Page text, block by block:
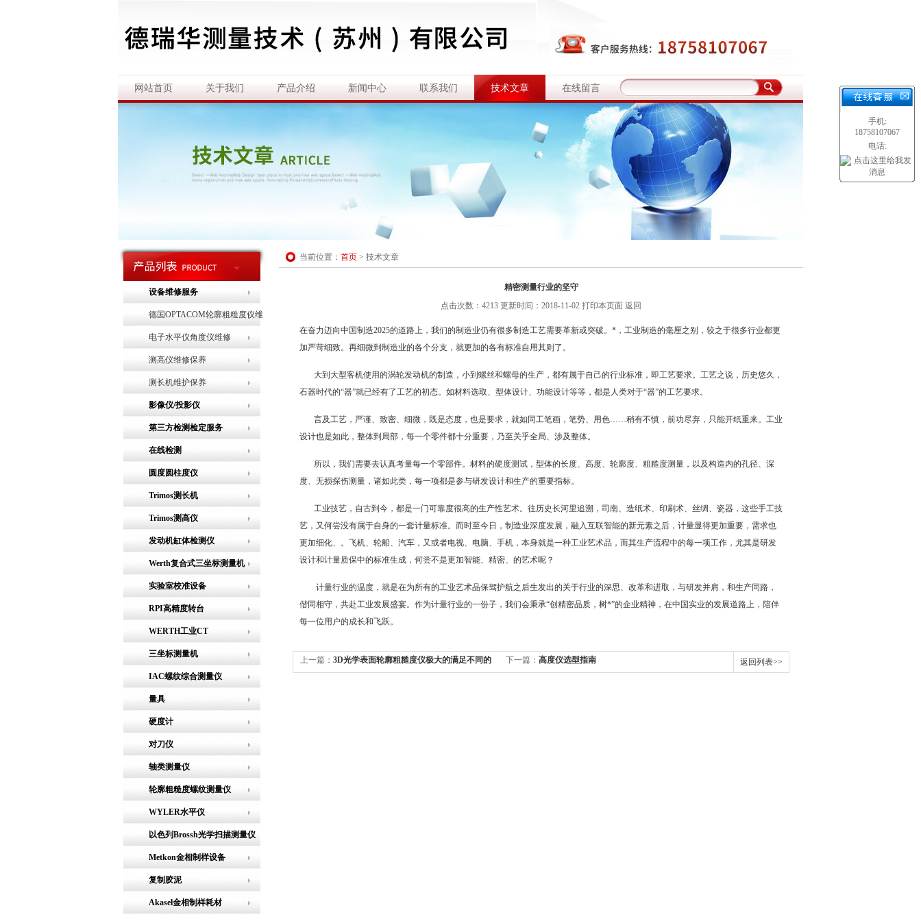
网站首页 关于我们 产品介绍 新闻中心 联系我们 技术文章 在线留言
设备维修服务
德国OPTACOM轮廓粗糙度仪维
修
电子水平仪角度仪维修
测高仪维修保养
测长机维护保养
影像仪/投影仪
第三方检测检定服务
在线检测
圆度圆柱度仪
Trimos测长机
Trimos测高仪
发动机缸体检测仪
Werth复合式三坐标测量机
实验室校准设备
RPI高精度转台
WERTH工业CT
三坐标测量机
IAC螺纹综合测量仪
量具
硬度计
对刀仪
轴类测量仪
轮廓粗糙度螺纹测量仪
WYLER水平仪
以色列Brossh光学扫描测量仪
Metkon金相制样设备
复制胶泥
Akasel金相制样耗材
当前位置： 首页 > 技术文章
精密测量行业的坚守
点击次数：4213 更新时间：2018-11-02 打印本页面 返回
在奋力迈向中国制造2025的道路上，我们的制造业仍有很多制造工艺需要革新或突破。*，工业制造的毫厘之别，较之于很多行业都更
加严苛细致。再细微到制造业的各个分支，就更加的各有标准自用其则了。
大到大型客机使用的涡轮发动机的制造，小到螺丝和螺母的生产，都有属于自己的行业标准，即工艺要求。工艺之说，历史悠久，
石器时代的“器”就已经有了工艺的初态。如材料选取、型体设计、功能设计等等，都是人类对于“器”的工艺要求。
言及工艺，严谨、致密、细微，既是态度，也是要求，就如同工笔画，笔势、用色……稍有不慎，前功尽弃，只能开纸重来。工业
设计也是如此，整体到局部，每一个零件都十分重要，乃至关乎全局、涉及整体。
所以，我们需要去认真考量每一个零部件。材料的硬度测试，型体的长度、高度、轮廓度、粗糙度测量，以及构造内的孔径、深
度、无损探伤测量，诸如此类，每一项都是参与研发设计和生产的重要指标。
工业技艺，自古到今，都是一门可靠度很高的生产性艺术。往历史长河里追溯，司南、造纸术、印刷术、丝绸、瓷器，这些手工技
艺，又何尝没有属于自身的一套计量标准。而时至今日，制造业深度发展，融入互联智能的新元素之后，计量显得更加重要，需求也
更加细化、。飞机、轮船、汽车，又或者电视、电脑、手机，本身就是一种工业艺术品，而其生产流程中的每一项工作，尤其是研发
设计和计量质保中的标准生成，何尝不是更加智能、精密、的艺术呢？
计量行业的温度，就是在为所有的工业艺术品保驾护航之后生发出的关于行业的深思、改革和进取，与研发并肩，和生产同路，
偕同相守，共赴工业发展盛宴。作为计量行业的一份子，我们会秉承“创精密品质，树*”的企业精神，在中国实业的发展道路上，陪伴
每一位用户的成长和飞跃。
上一篇： 3D光学表面轮廓粗糙度仪极大的满足不同的
下一篇： 高度仪选型指南 返回列表>>
手机:
18758107067
电话: